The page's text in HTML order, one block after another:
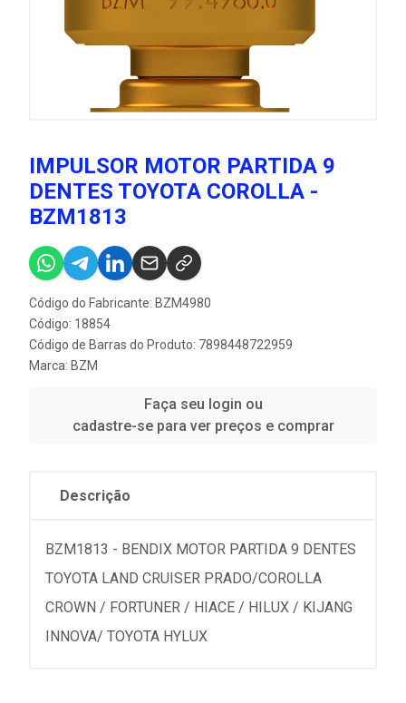
IMPULSOR MOTOR PARTIDA 9
DENTES TOYOTA COROLLA -
BZM1813
Código do Fabricante: BZM4980
Código: 18854
Código de Barras do Produto: 7898448722959
Marca: BZM
Faça seu login ou
cadastre-se para ver preços e comprar
Descrição
BZM1813 - BENDIX MOTOR PARTIDA 9 DENTES
TOYOTA LAND CRUISER PRADO/COROLLA
CROWN / FORTUNER / HIACE / HILUX / KIJANG
INNOVA/ TOYOTA HYLUX